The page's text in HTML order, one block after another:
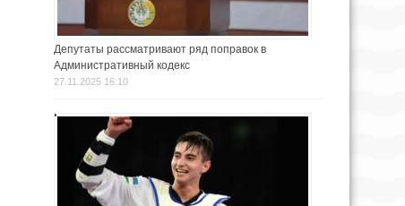
Депутаты рассматривают ряд поправок в
Административный кодекс
27.11.2025 16:10